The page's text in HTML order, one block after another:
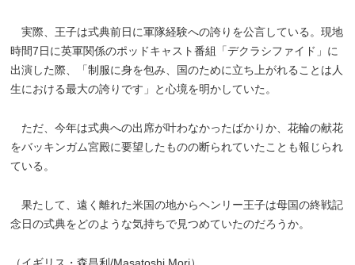
実際、王子は式典前日に軍隊経験への誇りを公言している。現地
時間7日に英軍関係のポッドキャスト番組「デクラシファイド」に
出演した際、「制服に身を包み、国のために立ち上がれることは人
生における最大の誇りです」と心境を明かしていた。
ただ、今年は式典への出席が叶わなかったばかりか、花輪の献花
をバッキンガム宮殿に要望したものの断られていたことも報じられ
ている。
果たして、遠く離れた米国の地からヘンリー王子は母国の終戦記
念日の式典をどのような気持ちで見つめていたのだろうか。
（イギリス・森昌利/Masatoshi Mori）